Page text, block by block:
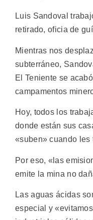
Luis Sandoval
retirado, oficia de
Mientras nos
subterráneo,
El Teniente se
campamentos
Hoy, todos los
donde están sus
«suben» cuando les
Por eso, «las
emite la mina no
Las aguas ácidas
especial y